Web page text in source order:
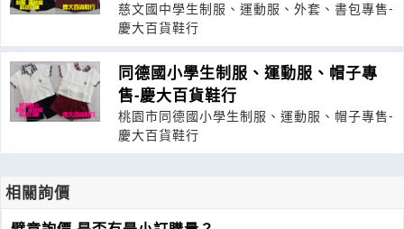
慈文國中學生制服、運動服、外套、書包專售-
慶大百貨鞋行
同德國小學生制服、運動服、帽子專
售-慶大百貨鞋行
桃園市同德國小學生制服、運動服、帽子專售-
慶大百貨鞋行
相關詢價